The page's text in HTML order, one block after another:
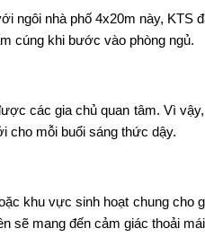
ngôi nhà phố 4x20m này,
cúng khi bước vào phòng ngủ.
các gia chủ quan tâm. Vì
cho mỗi buổi sáng thức dậy.
khu vực sinh hoạt chung
sẽ mang đến cảm giác thoải